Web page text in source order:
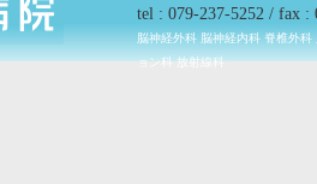
tel : 079-237-5252 / fax :
脳神経外科 脳神経内科 脊椎外
ョン科 放射線科